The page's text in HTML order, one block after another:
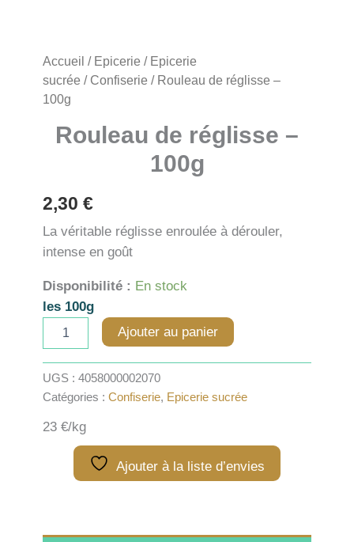
Accueil / Epicerie / Epicerie
sucrée / Confiserie / Rouleau de réglisse –
100g
Rouleau de réglisse –
100g
2,30 €
La véritable réglisse enroulée à dérouler,
intense en goût
Disponibilité : En stock
les 100g
de
-
100g
Ajouter au panier
UGS : 4058000002070
Catégories : Confiserie, Epicerie sucrée
23 €/kg
Ajouter à la liste d’envies